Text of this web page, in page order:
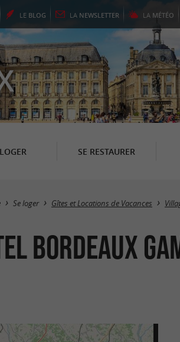
LE BLOG LA NEWSLETTER LA MÉTÉO
SE RESTAURER
Se loger Gîtes et Locations de Vacances
Bordeaux